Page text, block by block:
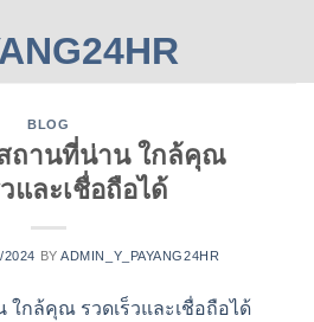
BLOG
ถานที่น่าน ใกล้คุณ
และเชื่อถือได้
2024 BYADMIN_Y_PAYANG24HR